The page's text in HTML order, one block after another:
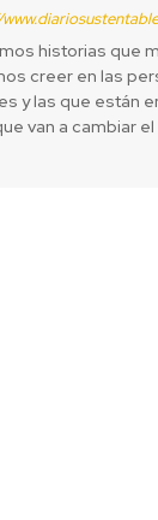
historias que
creer en las
y las que están
van a cambiar